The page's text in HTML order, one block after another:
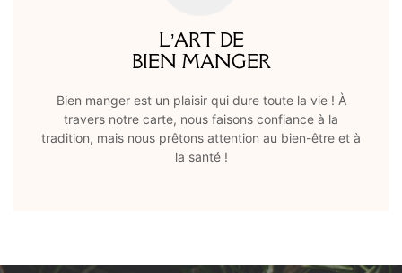
L’ART DE
BIEN MANGER
Bien manger est un plaisir qui dure toute la vie ! À
travers notre carte, nous faisons confiance à la
tradition, mais nous prêtons attention au bien-être et à
la santé !